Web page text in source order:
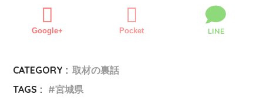
Google+ Pocket LINE
CATEGORY : 取材の裏話
TAGS :
宮城県